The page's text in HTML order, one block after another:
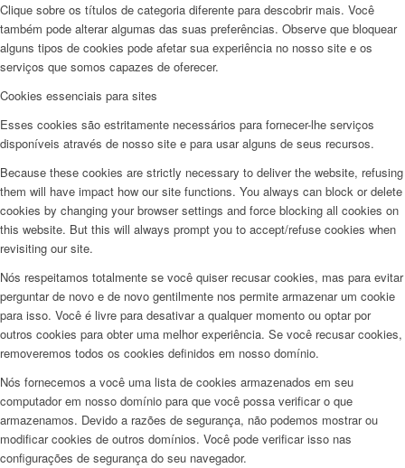
Clique sobre os títulos de categoria diferente para descobrir mais. Você
também pode alterar algumas das suas preferências. Observe que bloquear
alguns tipos de cookies pode afetar sua experiência no nosso site e os
serviços que somos capazes de oferecer.
Cookies essenciais para sites
Esses cookies são estritamente necessários para fornecer-lhe serviços
disponíveis através de nosso site e para usar alguns de seus recursos.
Because these cookies are strictly necessary to deliver the website, refusing
them will have impact how our site functions. You always can block or delete
cookies by changing your browser settings and force blocking all cookies on
this website. But this will always prompt you to accept/refuse cookies when
revisiting our site.
Nós respeitamos totalmente se você quiser recusar cookies, mas para evitar
perguntar de novo e de novo gentilmente nos permite armazenar um cookie
para isso. Você é livre para desativar a qualquer momento ou optar por
outros cookies para obter uma melhor experiência. Se você recusar cookies,
removeremos todos os cookies definidos em nosso domínio.
Nós fornecemos a você uma lista de cookies armazenados em seu
computador em nosso domínio para que você possa verificar o que
armazenamos. Devido a razões de segurança, não podemos mostrar ou
modificar cookies de outros domínios. Você pode verificar isso nas
configurações de segurança do seu navegador.